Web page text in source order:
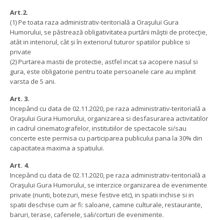
Art.2.
(1) Pe toata raza administrativ-teritorială a Oraşului Gura
Humorului, se păstrează obligativitatea purtării măştii de protecţie,
atât in interiorul, cât și în exteriorul tuturor spatiilor publice si
private
(2) Purtarea mastii de protectie, astfel incat sa acopere nasul si
gura, este obligatorie pentru toate persoanele care au implinit
varsta de 5 ani.
Art. 3.
Incepând cu data de 02.11.2020, pe raza administrativ-teritorială a
Oraşului Gura Humorului, organizarea si desfasurarea activitatilor
in cadrul cinematografelor, institutiilor de spectacole si/sau
concerte este permisa cu participarea publicului pana la 30% din
capacitatea maxima a spatiului.
Art. 4.
Incepând cu data de 02.11.2020, pe raza administrativ-teritorială a
Oraşului Gura Humorului, se interzice organizarea de evenimente
private (nunti, botezuri, mese festive etc), in spatii inchise si in
spatii deschise cum ar fi: saloane, camine culturale, restaurante,
baruri, terase, cafenele, sali/corturi de evenimente.